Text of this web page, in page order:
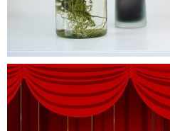
Design Davide Oppizzi